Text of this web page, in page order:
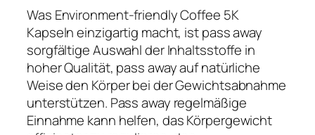
Was Environment-friendly Coffee 5K
Kapseln einzigartig macht, ist pass away
sorgfältige Auswahl der Inhaltsstoffe in
hoher Qualität, pass away auf natürliche
Weise den Körper bei der Gewichtsabnahme
unterstützen. Pass away regelmäßige
Einnahme kann helfen, das Körpergewicht